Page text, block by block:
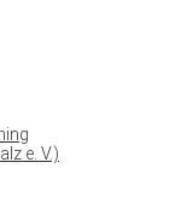
e. V.)